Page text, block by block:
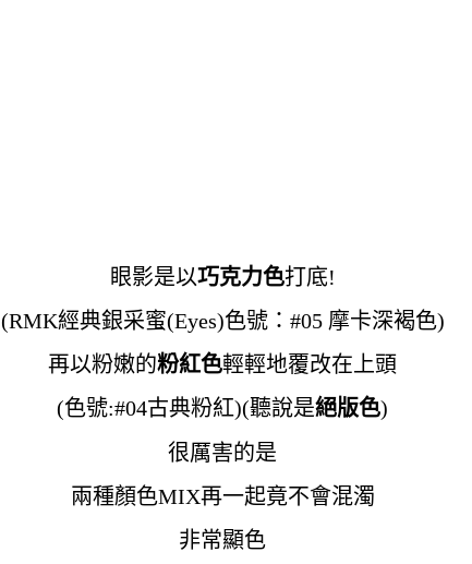
眼影是以巧克力色打底!
(RMK經典銀采蜜(Eyes)色號：#05 摩卡深褐色)
再以粉嫩的粉紅色輕輕地覆改在上頭
(色號:#04古典粉紅)(聽說是絕版色)
很厲害的是
兩種顏色MIX再一起竟不會混濁
非常顯色